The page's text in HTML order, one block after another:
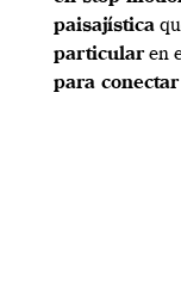
paisajística
particularen
para